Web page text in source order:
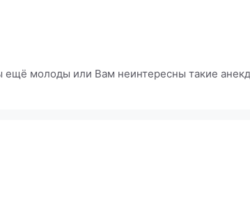
молоды или Вам неинтересны такие